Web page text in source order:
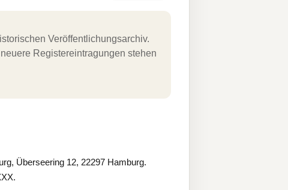
Veröffentlichungsarchiv.
Registereintragungen stehen
Überseering 12, 22297 Hamburg.